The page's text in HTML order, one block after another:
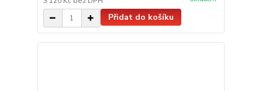
Přidat do košíku